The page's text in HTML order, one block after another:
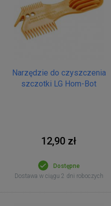
Narzędzie do czyszczenia
szczotki LG Hom-Bot
12,90 zł
Dostępne
Dostawa w ciągu 2 dni roboczych